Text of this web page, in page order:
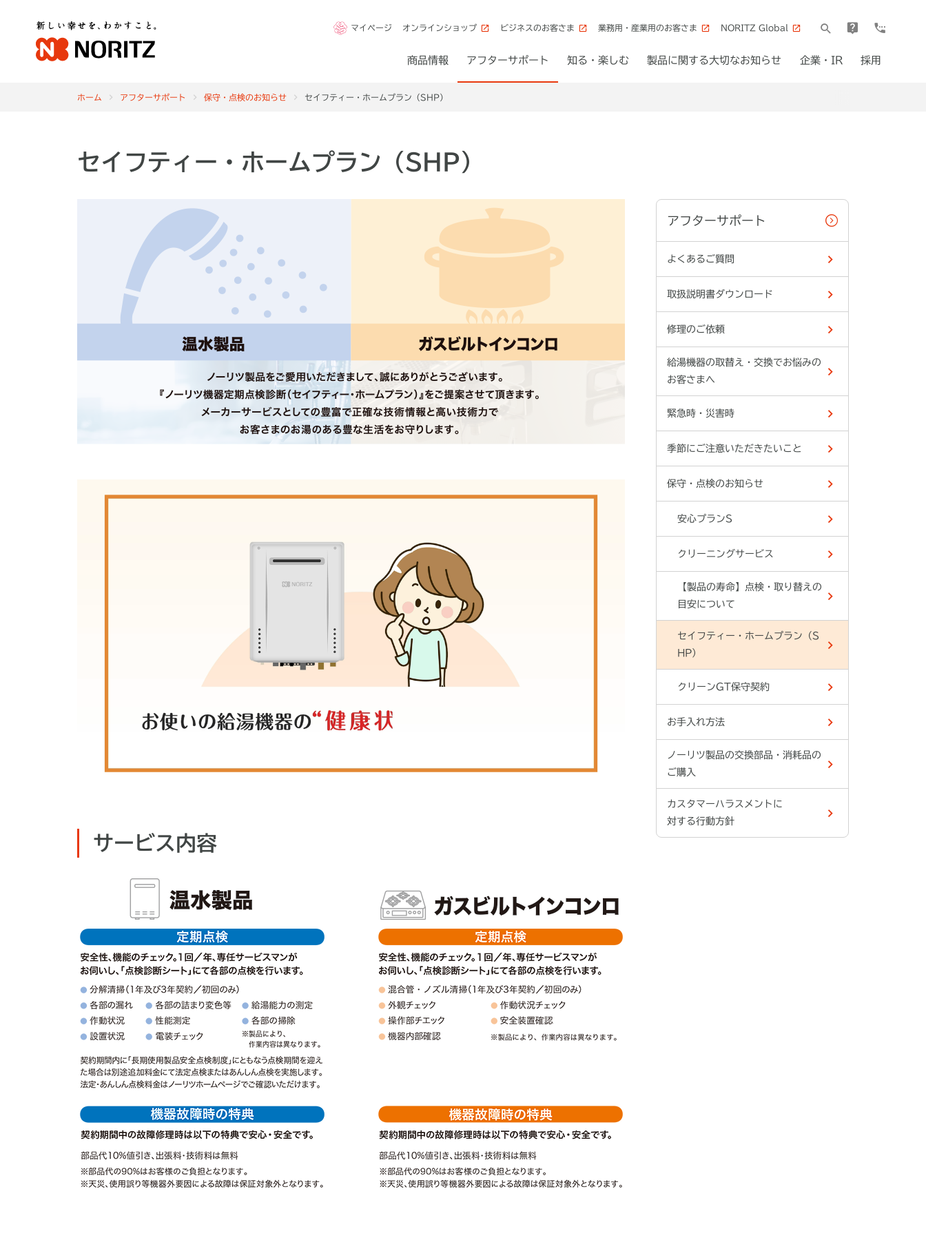
マイページ オンラインショップ ビジネスのお客さま 業務用・産業用のお客さま NORITZ Global
商品情報 アフターサポート 知る・楽しむ 製品に関する大切なお知らせ 企業・IR 採用
ホーム アフターサポート 保守・点検のお知らせ セイフティー・ホームプラン（SHP）
セイフティー・ホームプラン（SHP）
サービス内容
アフターサポート
よくあるご質問
取扱説明書ダウンロード
修理のご依頼
給湯機器の取替え・交換でお悩みの
お客さまへ
緊急時・災害時
季節にご注意いただきたいこと
保守・点検のお知らせ
安心プランS
クリーニングサービス
【製品の寿命】点検・取り替えの
目安について
セイフティー・ホームプラン（S
HP）
クリーンGT保守契約
お手入れ方法
ノーリツ製品の交換部品・消耗品の
ご購入
カスタマーハラスメントに
対する行動方針